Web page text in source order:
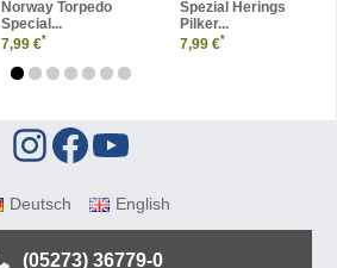
Norway Torpedo
Special...
7,99 €*
Spezial Herings
Pilker...
7,99 €*
Deutsch English
(05273) 36779-0